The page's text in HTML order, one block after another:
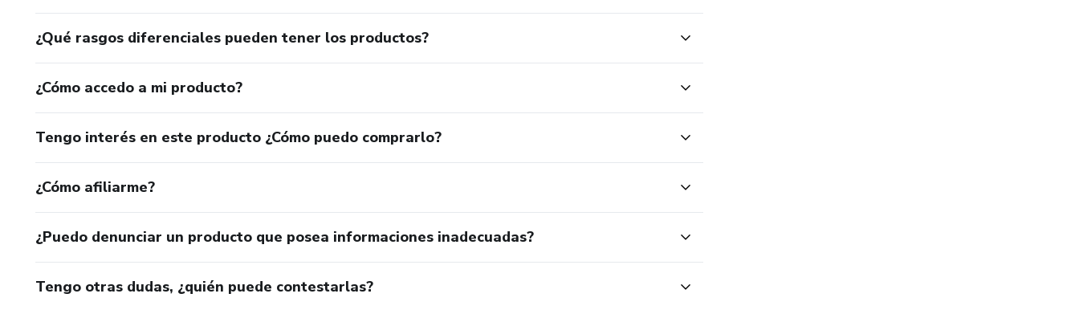
¿Qué rasgos diferenciales pueden tener los productos?
¿Cómo accedo a mi producto?
Tengo interés en este producto ¿Cómo puedo comprarlo?
¿Cómo afiliarme?
¿Puedo denunciar un producto que posea informaciones inadecuadas?
Tengo otras dudas, ¿quién puede contestarlas?